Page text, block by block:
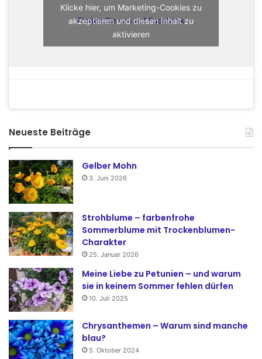
Finden Sie uns auf Facebook
Klicke hier, um Marketing-Cookies zu
akzeptieren und diesen Inhalt zu
aktivieren
Neueste Beiträge
Gelber Mohn
3. Juni 2026
Strohblume – farbenfrohe
Sommerblume mit Trockenblumen-
Charakter
25. Januar 2026
Meine Liebe zu Petunien – und warum
sie in keinem Sommer fehlen dürfen
10. Juli 2025
Chrysanthemen – Warum sind manche
blau?
5. Oktober 2024